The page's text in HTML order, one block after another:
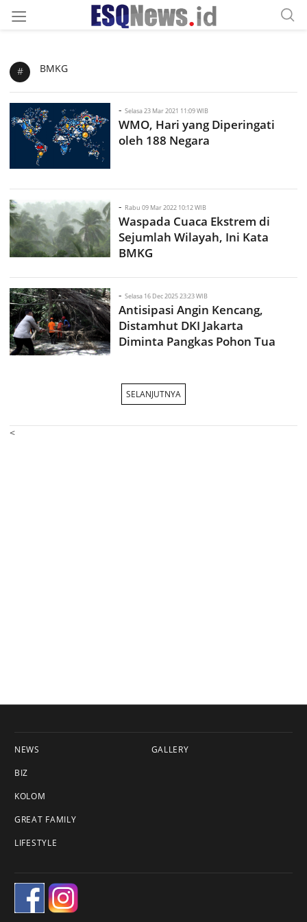
# BMKG
- Selasa 23 Mar 2021 11:09 WIB
WMO, Hari yang Diperingati
oleh 188 Negara
- Rabu 09 Mar 2022 10:12 WIB
Waspada Cuaca Ekstrem di
Sejumlah Wilayah, Ini Kata
BMKG
- Selasa 16 Dec 2025 23:23 WIB
Antisipasi Angin Kencang,
Distamhut DKI Jakarta
Diminta Pangkas Pohon Tua
SELANJUTNYA
<
NEWS
BIZ
KOLOM
GREAT FAMILY
LIFESTYLE
GALLERY